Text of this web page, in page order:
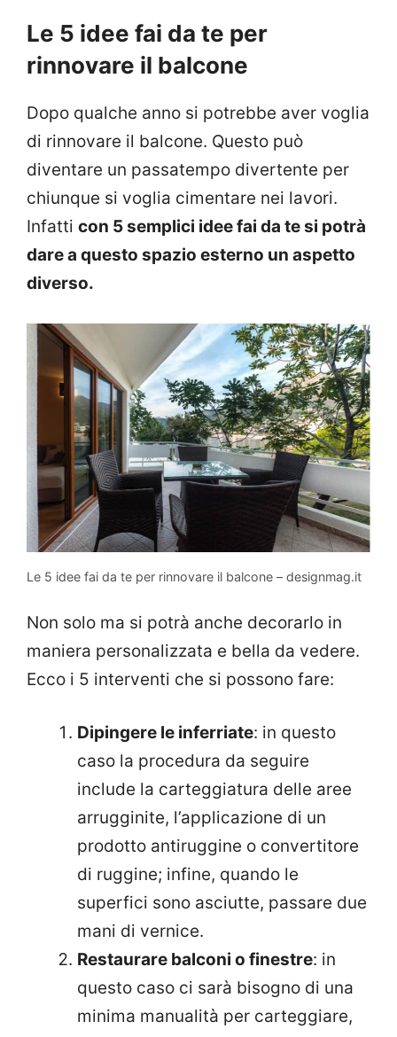
Le 5 idee fai da te per
rinnovare il balcone
Dopo qualche anno si potrebbe aver voglia
di rinnovare il balcone. Questo può
diventare un passatempo divertente per
chiunque si voglia cimentare nei lavori.
Infatti con 5 semplici idee fai da te si potrà
dare a questo spazio esterno un aspetto
diverso.
Le 5 idee fai da te per rinnovare il balcone – designmag.it
Non solo ma si potrà anche decorarlo in
maniera personalizzata e bella da vedere.
Ecco i 5 interventi che si possono fare:
Dipingere le inferriate: in questo
caso la procedura da seguire
include la carteggiatura delle aree
arrugginite, l’applicazione di un
prodotto antiruggine o convertitore
di ruggine; infine, quando le
superfici sono asciutte, passare due
mani di vernice.
Restaurare balconi o finestre: in
questo caso ci sarà bisogno di una
minima manualità per carteggiare,